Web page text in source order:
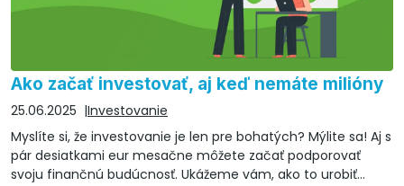
Ako začať investovať, aj keď nemáte milióny
25.06.2025
Investovanie
Myslíte si, že investovanie je len pre bohatých? Mýlite sa! Aj s
pár desiatkami eur mesačne môžete začať podporovať
svoju finančnú budúcnosť. Ukážeme vám, ako to urobiť